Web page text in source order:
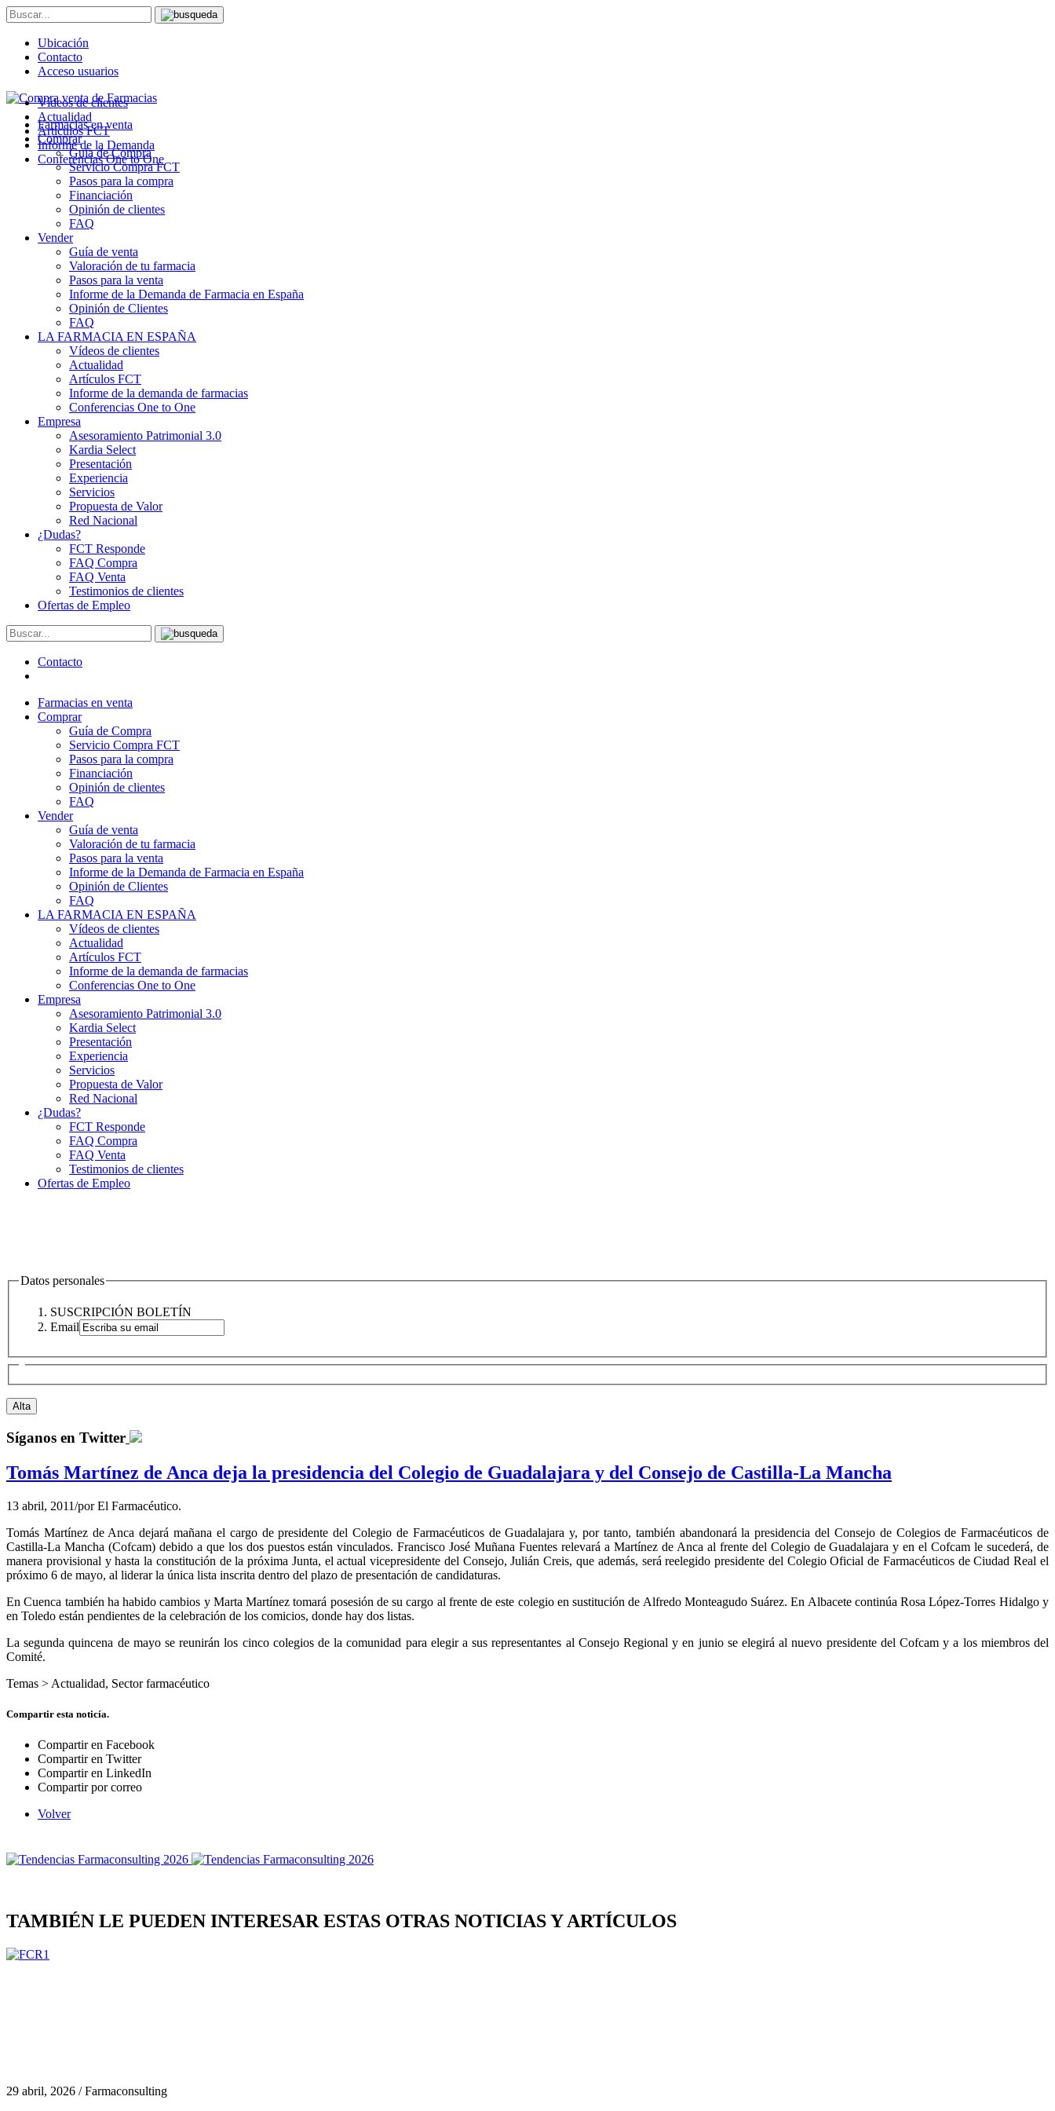
Ubicación
Contacto
Acceso usuarios
Farmacias en venta
Comprar
Guía de Compra
Servicio Compra FCT
Pasos para la compra
Financiación
Opinión de clientes
FAQ
Vender
Guía de venta
Valoración de tu farmacia
Pasos para la venta
Informe de la Demanda de Farmacia en España
Opinión de Clientes
FAQ
LA FARMACIA EN ESPAÑA
Vídeos de clientes
Actualidad
Artículos FCT
Informe de la demanda de farmacias
Conferencias One to One
Empresa
Asesoramiento Patrimonial 3.0
Kardia Select
Presentación
Experiencia
Servicios
Propuesta de Valor
Red Nacional
¿Dudas?
FCT Responde
FAQ Compra
FAQ Venta
Testimonios de clientes
Ofertas de Empleo
Contacto
Farmacias en venta
Comprar
Guía de Compra
Servicio Compra FCT
Pasos para la compra
Financiación
Opinión de clientes
FAQ
Vender
Guía de venta
Valoración de tu farmacia
Pasos para la venta
Informe de la Demanda de Farmacia en España
Opinión de Clientes
FAQ
LA FARMACIA EN ESPAÑA
Vídeos de clientes
Actualidad
Artículos FCT
Informe de la demanda de farmacias
Conferencias One to One
Empresa
Asesoramiento Patrimonial 3.0
Kardia Select
Presentación
Experiencia
Servicios
Propuesta de Valor
Red Nacional
¿Dudas?
FCT Responde
FAQ Compra
FAQ Venta
Testimonios de clientes
Ofertas de Empleo
Vídeos de clientes
Actualidad
Artículos FCT
Informe de la Demanda
Conferencias One to One
Datos personales
SUSCRIPCIÓN BOLETÍN
Email
Síganos en Twitter
Tomás Martínez de Anca deja la presidencia del Colegio de Guadalajara y del Consejo de Castilla-La Mancha
13 abril, 2011/porEl Farmacéutico.
Tomás Martínez de Anca dejará mañana el cargo de presidente del Colegio de Farmacéuticos de Guadalajara y, por tanto, también abandonará la presidencia del Consejo de Colegios de Farmacéuticos de
Castilla-La Mancha (Cofcam) debido a que los dos puestos están vinculados. Francisco José Muñana Fuentes relevará a Martínez de Anca al frente del Colegio de Guadalajara y en el Cofcam le sucederá, de
manera provisional y hasta la constitución de la próxima Junta, el actual vicepresidente del Consejo, Julián Creis, que además, será reelegido presidente del Colegio Oficial de Farmacéuticos de Ciudad Real el
próximo 6 de mayo, al liderar la única lista inscrita dentro del plazo de presentación de candidaturas.
En Cuenca también ha habido cambios y Marta Martínez tomará posesión de su cargo al frente de este colegio en sustitución de Alfredo Monteagudo Suárez. En Albacete continúa Rosa López-Torres Hidalgo y
en Toledo están pendientes de la celebración de los comicios, donde hay dos listas.
La segunda quincena de mayo se reunirán los cinco colegios de la comunidad para elegir a sus representantes al Consejo Regional y en junio se elegirá al nuevo presidente del Cofcam y a los miembros del
Comité.
Temas > Actualidad, Sector farmacéutico
Compartir esta noticía.
Compartir en Facebook
Compartir en Twitter
Compartir en LinkedIn
Compartir por correo
Volver
TAMBIÉN LE PUEDEN INTERESAR ESTAS OTRAS NOTICIAS Y ARTÍCULOS
29 abril, 2026 / Farmaconsulting